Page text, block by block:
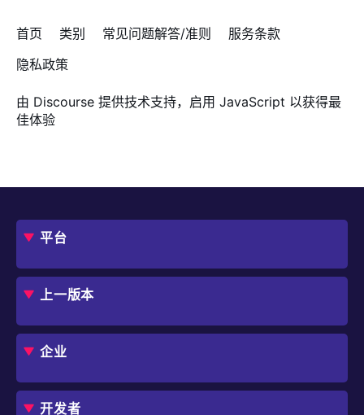
首页 类别 常见问题解答/准则
服务条款
隐私政策
由 Discourse 提供技术支持，启用 JavaScript 以获得最
佳体验
平台
概述
框架
Studio
扩展组件市场
DevOps 云
业务流程自动化
评估指南
Jmix 适合我的项目吗？
上一版本
CUBA 平台
企业
角色
用例
开发者